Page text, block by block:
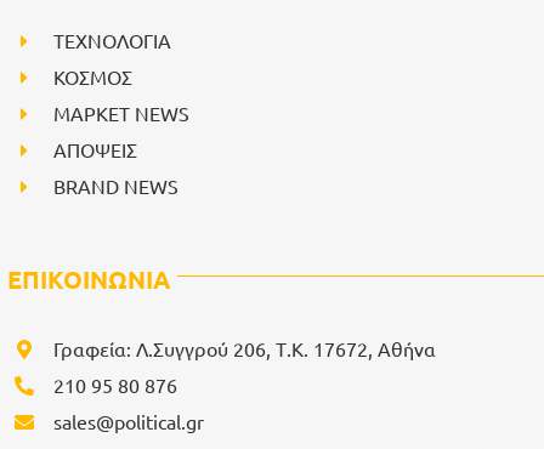
ΤΕΧΝΟΛΟΓΙΑ
ΚΟΣΜΟΣ
ΜΑΡΚΕΤ NEWS
ΑΠΟΨΕΙΣ
BRAND NEWS
ΕΠΙΚΟΙΝΩΝΙΑ
Γραφεία: Λ.Συγγρού 206, Τ.Κ. 17672, Αθήνα
210 95 80 876
sales@political.gr